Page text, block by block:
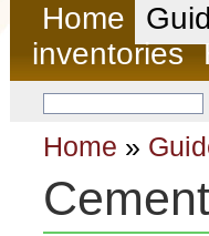
Home
inventories
Home »